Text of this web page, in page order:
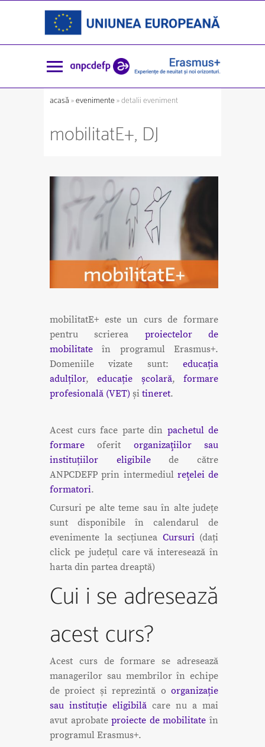
acasă»evenimente» detalii eveniment
mobilitatE+, DJ
mobilitatE+ este un curs de formare
pentru scrierea proiectelor de
mobilitate în programul Erasmus+.
Domeniile vizate sunt: educația
adulților,educație școlară,formare
profesională (VET) și tineret.
Acest curs face parte din pachetul de
formare oferit organizaţiilor sau
instituțiilor eligibilede către
ANPCDEFP prin intermediul reţelei de
formatori.
Cursuri pe alte teme sau în alte județe
sunt disponibile în calendarul de
evenimente la secțiunea Cursuri(dați
click pe județul care vă interesează în
harta din partea dreaptă)
Cui i se adresează
acest curs?
Acest curs de formare se adresează
managerilor sau membrilor în echipe
de proiect și reprezintă o organizație
sau instituție eligibilă care nu a mai
avut aprobateproiecte de mobilitate în
programul Erasmus+.